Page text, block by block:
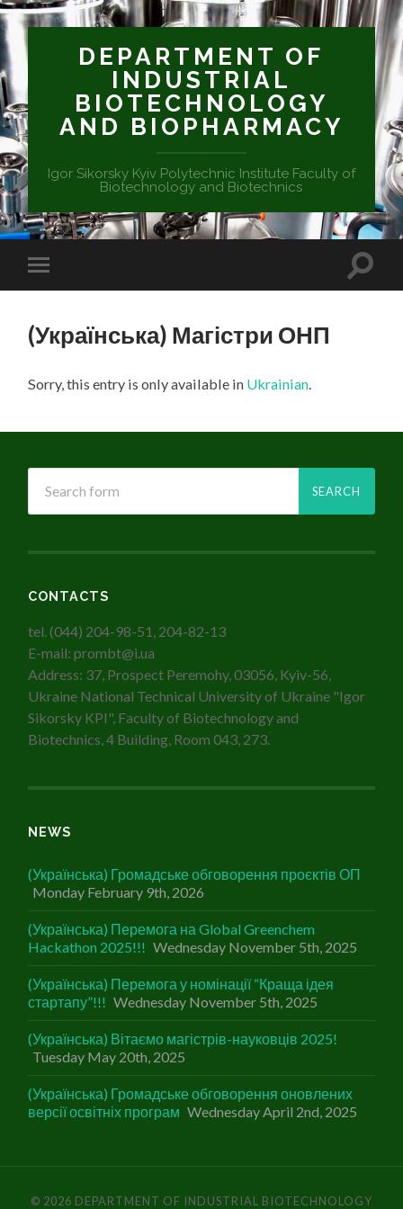
DEPARTMENT OF
INDUSTRIAL
BIOTECHNOLOGY
AND BIOPHARMACY
Igor Sikorsky Kyiv Polytechnic Institute Faculty of
Biotechnology and Biotechnics
(Українська) Магістри ОНП
Sorry, this entry is only available in Ukrainian
CONTACTS
tel. (044) 204-98-51, 204-82-13
E-mail: prombt@i.ua
Address: 37, Prospect Peremohy, 03056, Kyiv-56,
Ukraine National Technical University of Ukraine "Igor
Sikorsky KPI", Faculty of Biotechnology and
Biotechnics, 4 Building, Room 043, 273.
NEWS
(Українська) Громадське обговорення проєктів ОП
Monday February 9th, 2026
(Українська) Перемога на Global Greenchem
Hackathon 2025!!! Wednesday November 5th, 2025
(Українська) Перемога у номінації “Краща ідея
стартапу”!!! Wednesday November 5th, 2025
(Українська) Вітаємо магістрів-науковців 2025!
Tuesday May 20th, 2025
(Українська) Громадське обговорення оновлених
версії освітніх програм Wednesday April 2nd, 2025
© 2026 DEPARTMENT OF INDUSTRIAL BIOTECHNOLOGY